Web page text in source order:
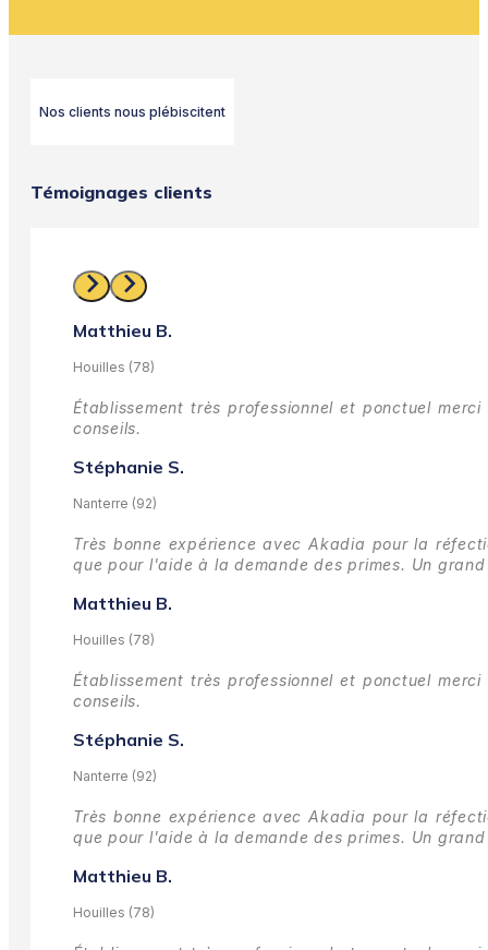
Nos clients nous plébiscitent
Témoignages clients
Matthieu B.
Houilles (78)
Établissement très professionnel et ponctuel
conseils.
Stéphanie S.
Nanterre (92)
Très bonne expérience avec Akadia pour la
que pour l'aide à la demande des primes. Un
Matthieu B.
Houilles (78)
Établissement très professionnel et ponctuel
conseils.
Stéphanie S.
Nanterre (92)
Très bonne expérience avec Akadia pour la
que pour l'aide à la demande des primes. Un
Matthieu B.
Houilles (78)